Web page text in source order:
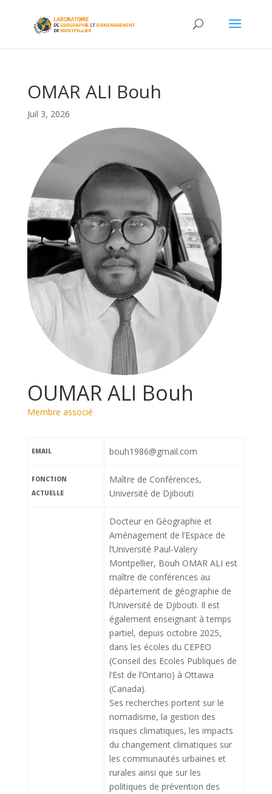
OMAR ALI Bouh
Juil 3, 2026
OUMAR ALI Bouh
Membre associé
EMAIL bouh1986@gmail.com
FONCTION
ACTUELLE
Maître de Conférences,
Université de Djibouti
Docteur en Géographie et
Aménagement de l’Espace de
l’Université Paul-Valery
Montpellier, Bouh OMAR ALI est
maître de conférences au
département de géographie de
l’Université de Djibouti. Il est
également enseignant à temps
partiel, depuis octobre 2025,
dans les écoles du CEPEO
(Conseil des Ecoles Publiques de
l’Est de l’Ontario) à Ottawa
(Canada).
Ses recherches portent sur le
nomadisme, la gestion des
risques climatiques, les impacts
du changement climatiques sur
les communautés urbaines et
rurales ainsi que sur les
politiques de prévention des